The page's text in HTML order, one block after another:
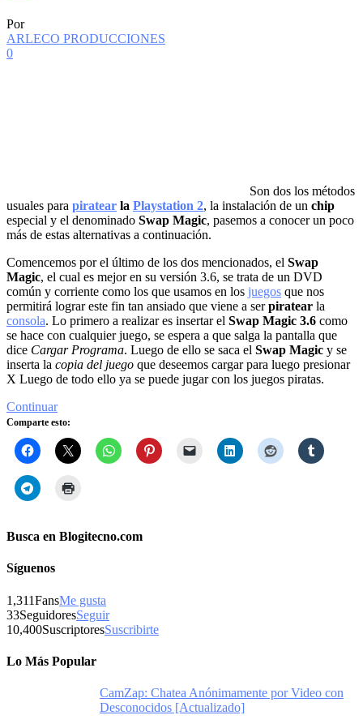
Por
ARLECO PRODUCCIONES
0
Son dos los métodos
usuales para piratear la Playstation 2, la instalación de un chip
especial y el denominado Swap Magic, pasemos a conocer un poco
más de estas alternativas a continuación.
Comencemos por el último de los dos mencionados, el Swap
Magic, el cual es mejor en su versión 3.6, se trata de un DVD
común y corriente como los que usamos en los juegos que nos
permitirá lograr este fin tan ansiado que viene a serpiratear la
consola. Lo primero a realizar es insertar el Swap Magic 3.6 como
se hace con cualquier juego, se espera a que salga la pantalla que
dice Cargar Programa. Luego de ello se saca el Swap Magic y se
inserta la copia del juego que deseemos cargar para luego presionar
X Luego de todo ello ya se puede jugar con los juegos piratas.
Continuar
Comparte esto:
Busca en Blogitecno.com
Síguenos
1,311FansMe gusta
33SeguidoresSeguir
10,400SuscriptoresSuscribirte
Lo Más Popular
CamZap: Chatea Anónimamente por Video con
Desconocidos [Actualizado]